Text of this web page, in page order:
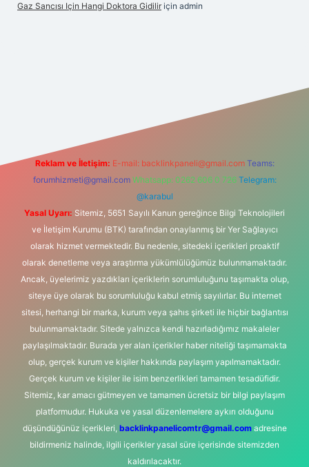
Gaz Sancısı Için Hangi Doktora Gidilir için admin
Reklam ve İletişim: E-mail: backlinkpaneli@gmail.com Teams:
forumhizmeti@gmail.com Whatsapp: 0262 606 0 726 Telegram:
@karabul
Yasal Uyarı: Sitemiz, 5651 Sayılı Kanun gereğince Bilgi Teknolojileri
ve İletişim Kurumu (BTK) tarafından onaylanmış bir Yer Sağlayıcı
olarak hizmet vermektedir. Bu nedenle, sitedeki içerikleri proaktif
olarak denetleme veya araştırma yükümlülüğümüz bulunmamaktadır.
Ancak, üyelerimiz yazdıkları içeriklerin sorumluluğunu taşımakta olup,
siteye üye olarak bu sorumluluğu kabul etmiş sayılırlar. Bu internet
sitesi, herhangi bir marka, kurum veya şahıs şirketi ile hiçbir bağlantısı
bulunmamaktadır. Sitede yalnızca kendi hazırladığımız makaleler
paylaşılmaktadır. Burada yer alan içerikler haber niteliği taşımamakta
olup, gerçek kurum ve kişiler hakkında paylaşım yapılmamaktadır.
Gerçek kurum ve kişiler ile isim benzerlikleri tamamen tesadüfidir.
Sitemiz, kar amacı gütmeyen ve tamamen ücretsiz bir bilgi paylaşım
platformudur. Hukuka ve yasal düzenlemelere aykırı olduğunu
düşündüğünüz içerikleri, backlinkpanelicomtr@gmail.comadresine
bildirmeniz halinde, ilgili içerikler yasal süre içerisinde sitemizden
kaldırılacaktır.